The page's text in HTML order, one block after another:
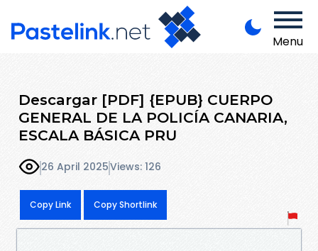
Menu
Descargar [PDF] {EPUB} CUERPO
GENERAL DE LA POLICÍA CANARIA,
ESCALA BÁSICA PRU
26 April 2025Views: 126
Copy Link Copy Shortlink